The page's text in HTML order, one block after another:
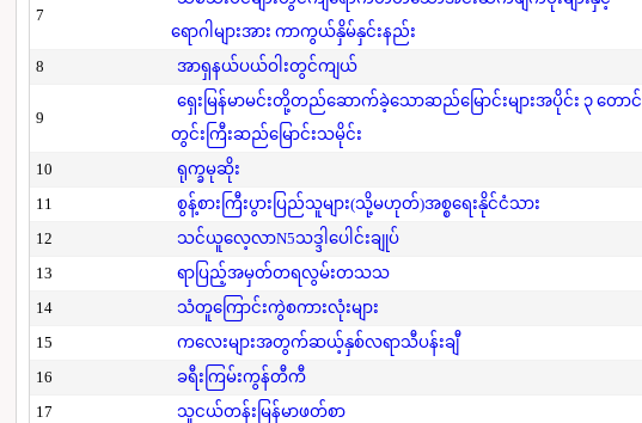
7
ရောဂါများအား ကာကွယ်နှိမ်နှင်းနည်း
8 အာရှနယ်ပယ်ဝါးတွင်ကျယ်
9
ရှေးမြန်မာမင်းတို့တည်ဆောက်ခဲ့သောဆည်မြောင်းများအပိုင်း ၃ တောင်
တွင်းကြီးဆည်မြောင်းသမိုင်း
10 ရုက္ခမုဆိုး
11
စွန့်စားကြီးပွားပြည်သူများ(သို့မဟုတ်)အစ္စရေးနိုင်ငံသား
12
သင်ယူလေ့လာN5သဒ္ဒါပေါင်းချုပ်
13
ရာပြည့်အမှတ်တရလွမ်းတသသ
14
သံတူကြောင်းကွဲစကားလုံးများ
15
ကလေးများအတွက်ဆယ့်နှစ်လရာသီပန်းချီ
16
ခရီးကြမ်းကွန်တီကီ
17
သူငယ်တန်းမြန်မာဖတ်စာ